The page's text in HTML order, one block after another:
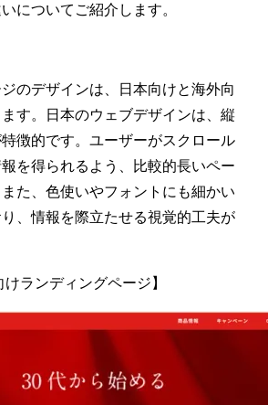
についてご紹介します。
のデザインは、日本向けと海外向
す。日本のウェブデザインは、縦
徴的です。ユーザーがスクロール
を得られるよう、比較的長いペー
た、色使いやフォントにも細かい
、情報を際立たせる視覚的工夫が
けランディングページ】